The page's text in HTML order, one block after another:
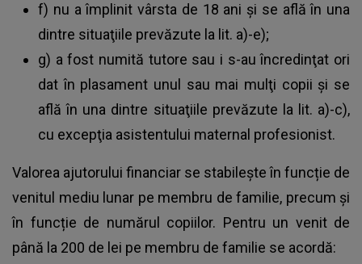
f) nu a împlinit vârsta de 18 ani şi se află în una
dintre situaţiile prevăzute la lit. a)-e);
g) a fost numită tutore sau i s-au încredinţat ori
dat în plasament unul sau mai mulţi copii şi se
află în una dintre situaţiile prevăzute la lit. a)-c),
cu excepţia asistentului maternal profesionist.
Valorea ajutorului financiar se stabilește în funcție de
venitul mediu lunar pe membru de familie, precum și
în funcție de numărul copiilor. Pentru un venit de
până la 200 de lei pe membru de familie se acordă: